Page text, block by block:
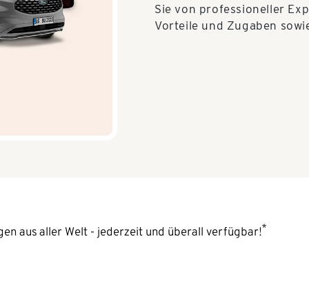
Sie von professioneller
Vorteile und Zugaben
aus aller Welt - jederzeit und überall verfügbar!*